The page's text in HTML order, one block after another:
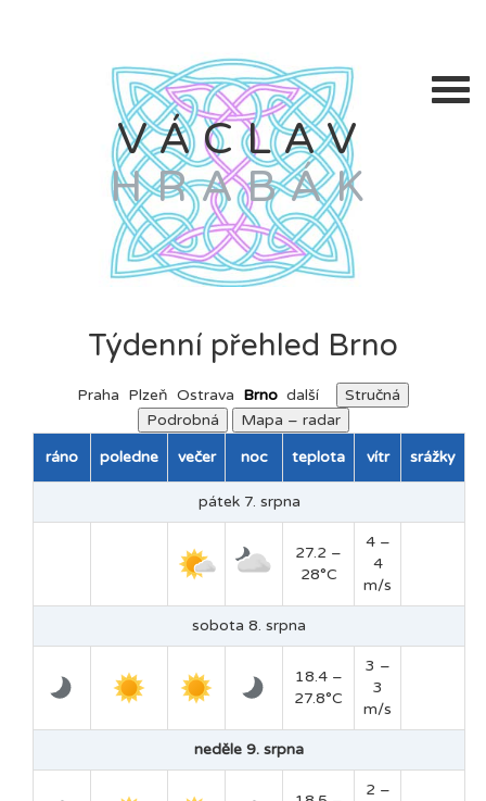
VÁCLAV
HRABÁK
Týdenní přehled Brno
Praha Plzeň Ostrava Brno další
Stručná
Podrobná
Mapa – radar
ráno
poledne večer noc teplota vítr srážky
pátek 7. srpna
27.2 –
28°C
4 –
4
m/s
sobota 8. srpna
18.4 –
27.8°C
3 –
3
m/s
neděle 9. srpna
2 –